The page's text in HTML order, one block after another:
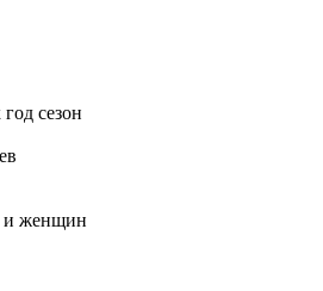
сезон
и женщин